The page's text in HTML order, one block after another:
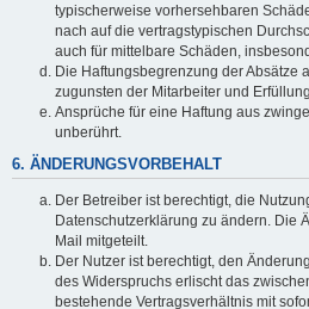
typischerweise vorhersehbaren
nach auf die vertragstypischen
auch für mittelbare Schäden,
Die Haftungsbegrenzung der Absätze
zugunsten der Mitarbeiter und
Ansprüche für eine Haftung aus
unberührt.
6. ÄNDERUNGSVORBEHALT
Der Betreiber ist berechtigt, die
Datenschutzerklärung zu ändern. Die
Mail mitgeteilt.
Der Nutzer ist berechtigt, den
des Widerspruchs erlischt das
bestehende Vertragsverhältnis mit